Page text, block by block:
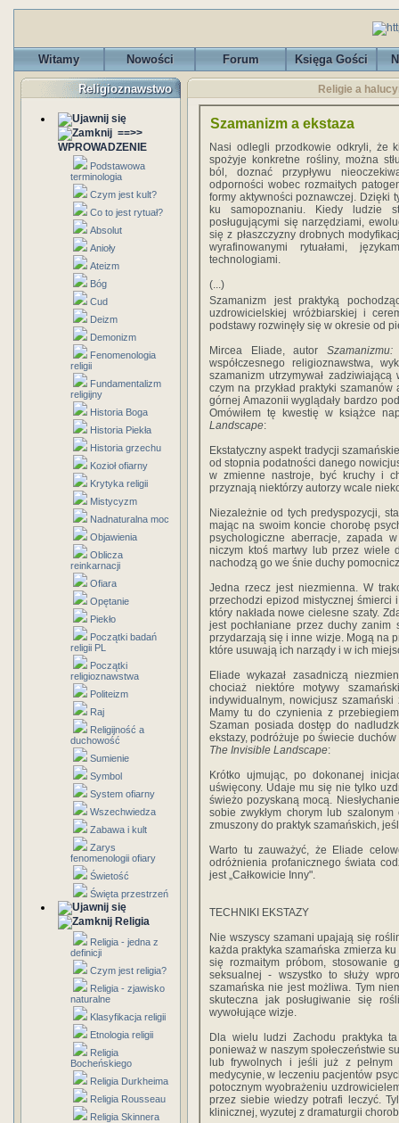
Witamy Nowości Forum Księga Gości
Religioznawstwo
==>>
WPROWADZENIE
Podstawowa
terminologia
Czym jest kult?
Co to jest rytuał?
Absolut
Anioły
Ateizm
Bóg
Cud
Deizm
Demonizm
Fenomenologia
religii
Fundamentalizm
religijny
Historia Boga
Historia Piekła
Historia grzechu
Kozioł ofiarny
Krytyka religii
Mistycyzm
Nadnaturalna moc
Objawienia
Oblicza
reinkarnacji
Ofiara
Opętanie
Piekło
Początki badań
religii PL
Początki
religioznawstwa
Politeizm
Raj
Religijność a
duchowość
Sumienie
Symbol
System ofiarny
Wszechwiedza
Zabawa i kult
Zarys
fenomenologii ofiary
Świetość
Święta przestrzeń
Religia
Religia - jedna z
definicji
Czym jest religia?
Religia - zjawisko
naturalne
Klasyfikacja religii
Etnologia religii
Religia
Bocheńskiego
Religia Durkheima
Religia Rousseau
Religia Skinnera
Religie a
Szamanizm a ekstaza
Nasi odlegli przodkowie odkryli, że
spożyje konkretne rośliny, można
ból, doznać przypływu
odporności wobec rozmaitych
formy aktywności poznawczej. Dzięki
ku samopoznaniu. Kiedy ludzie
posługującymi się narzędziami,
się z płaszczyzny drobnych
wyrafinowanymi rytuałami,
technologiami.
(...)
Szamanizm jest praktyką
uzdrowicielskiej wróżbiarskiej i
podstawy rozwinęły się w okresie od
Mircea Eliade, autor
współczesnego religioznawstwa,
szamanizm utrzymywał
czym na przykład praktyki
górnej Amazonii wyglądały bardzo
Omówiłem tę kwestię w książce
Landscape:
Ekstatyczny aspekt tradycji
od stopnia podatności danego
w zmienne nastroje, być kruchy i
przyznają niektórzy autorzy wcale
Niezależnie od tych predyspozycji,
mając na swoim koncie chorobę
psychologiczne aberracje, zapada
niczym ktoś martwy lub przez wiele
nachodzą go we śnie duchy
Jedna rzecz jest niezmienna. W
przechodzi epizod mistycznej
który nakłada nowe cielesne szaty.
jest pochłaniane przez duchy zanim
przydarzają się i inne wizje. Mogą na
które usuwają ich narządy i w ich
Eliade wykazał zasadniczą
chociaż niektóre motywy
indywidualnym, nowicjusz
Mamy tu do czynienia z
Szaman posiada dostęp do
ekstazy, podróżuje po świecie
The Invisible Landscape:
Krótko ujmując, po dokonanej
uświęcony. Udaje mu się nie tylko
świeżo pozyskaną mocą.
sobie zwykłym chorym lub
zmuszony do praktyk szamańskich,
Warto tu zauważyć, że Eliade
odróżnienia profanicznego świata
jest „Całkowicie Inny".
TECHNIKI EKSTAZY
Nie wszyscy szamani upajają się
każda praktyka szamańska zmierza
się rozmaitym próbom, stosowanie
seksualnej - wszystko to służy
szamańska nie jest możliwa. Tym
skuteczna jak posługiwanie się
wywołujące wizje.
Dla wielu ludzi Zachodu praktyka
ponieważ w naszym społeczeństwie
lub frywolnych i jeśli już z pełnym
medycynie, w leczeniu pacjentów
potocznym wyobrażeniu
przez siebie wiedzy potrafi leczyć.
klinicznej, wyzutej z dramaturgii